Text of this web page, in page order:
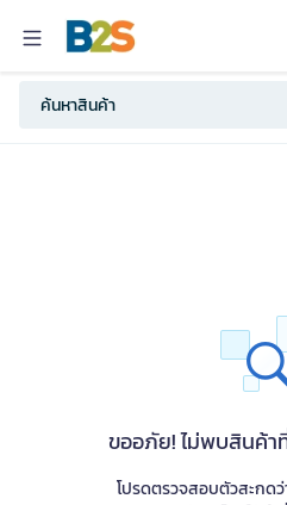
ขออภัย! ไม่พบสินค้
โปรดตรวจสอบตัวสะกด